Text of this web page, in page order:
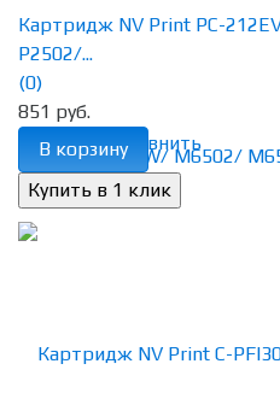
избранное сравнить
Картридж NV Print PC-
P2502/...
(0)
851 руб.
В корзину